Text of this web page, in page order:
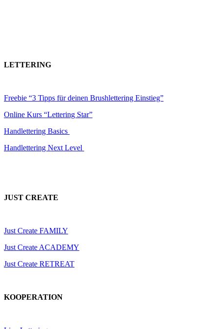
LETTERING
Freebie “3 Tipps für deinen Brushlettering Einstieg”
Online Kurs “Lettering Star”
Handlettering Basics
Handlettering Next Level
JUST CREATE
Just Create FAMILY
Just Create ACADEMY
Just Create RETREAT
KOOPERATION